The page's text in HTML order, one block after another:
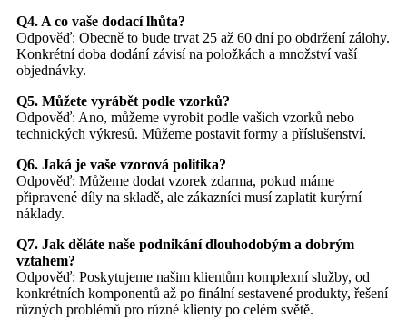
Q4. A co vaše dodací lhůta?
Odpověď: Obecně to bude trvat 25 až 60 dní po obdržení zálohy.
Konkrétní doba dodání závisí na položkách a množství vaší
objednávky.
Q5. Můžete vyrábět podle vzorků?
Odpověď: Ano, můžeme vyrobit podle vašich vzorků nebo
technických výkresů. Můžeme postavit formy a příslušenství.
Q6. Jaká je vaše vzorová politika?
Odpověď: Můžeme dodat vzorek zdarma, pokud máme
připravené díly na skladě, ale zákazníci musí zaplatit kurýrní
náklady.
Q7. Jak děláte naše podnikání dlouhodobým a dobrým
vztahem?
Odpověď: Poskytujeme našim klientům komplexní služby, od
konkrétních komponentů až po finální sestavené produkty, řešení
různých problémů pro různé klienty po celém světě.